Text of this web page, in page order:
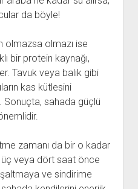
da böyle!
olmazsa olmazı ise
bir protein kaynağı,
Tavuk veya balık gibi
kas kütlesini
Sonuçta, sahada güçlü
zamanı da bir o kadar
üç veya dört saat önce
ve sindirime